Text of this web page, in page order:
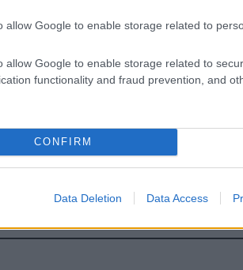
allow Google to enable storage related to
allow Google to enable storage related to
functionality and fraud prevention, and
CONFIRM
Data Deletion Data Access
Mannoni
Museo San Teodoro